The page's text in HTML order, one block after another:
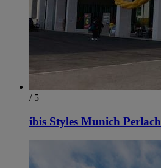
/ 5
ibis Styles Munich Perlach